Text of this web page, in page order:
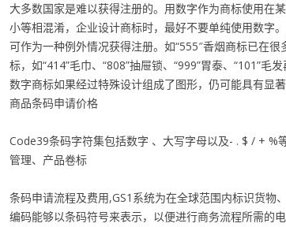
大多数国家是难以获得注册的。用数字作为商标使用在
小等相混淆，企业设计商标时，最好不要单纯使用数字
可作为一种例外情况获得注册。如“555″香烟商标已在
标，如“414”毛巾、“808”抽屉锁、“999”胃泰、“101”毛
数字商标如果经过特殊设计组成了图形，仍可能具有显著
商品条码申请价格
Code39条码字符集包括数字 、大写字母以及- . $ / + %
管理、产品卷标
条码申请流程及费用,GS1系统为在全球范围内标识货物
编码能够以条码符号来表示，以便进行商务流程所需的